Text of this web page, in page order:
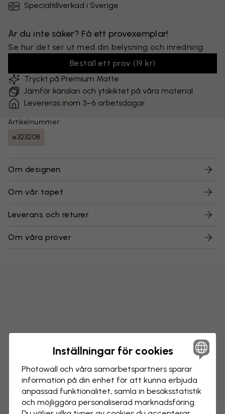
Specialtillverkad i Sverige
Är du inte säker? Få ett provexemplar!
Se hur det ser ut med din belysning och inredning.
Beställ ett prov (19 kr)
Tryckt på Premium Matte
Jämför känslan och ytskiktet på våra material
Levereras inom 3–6 arbetsdagar
Artikelnummer:
e323208
Om designen
Om vår tapet
Leverans och returer
Om våra prover
Inställningar för cookies
Photowall och våra samarbets­partners sparar
information på din enhet för att kunna erbjuda
anpassad funktionalitet, samla in besöks­statistik
och möjliggöra personaliserad marknads­föring.